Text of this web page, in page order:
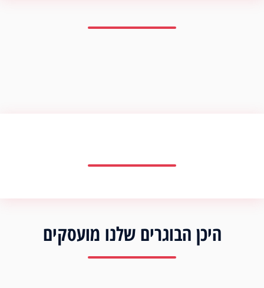
היכן הבוגרים שלנו מועסקים